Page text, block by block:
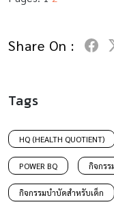
Share On :
Tags
HQ (HEALTH QUOTIENT)
POWER BQ กิจกร
กิจกรรมบำบัดสำหรับเด็ก